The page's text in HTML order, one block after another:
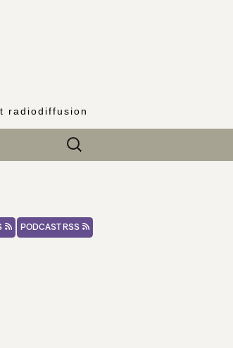
radiodiffusion
Rechercher :
PODCAST RSS